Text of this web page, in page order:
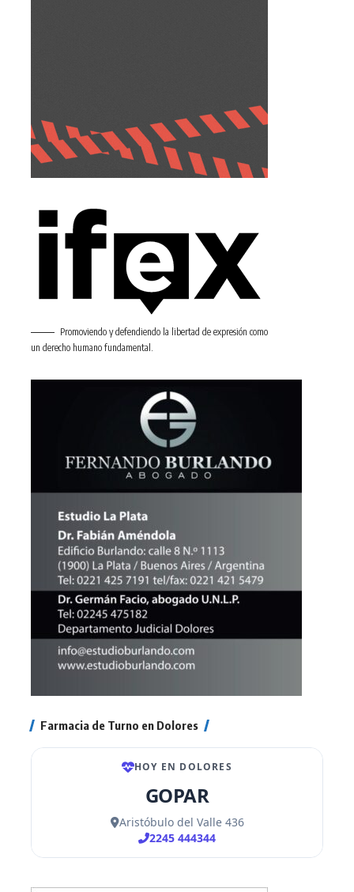
Promoviendo y defendiendo la libertad de expresión como
un derecho humano fundamental.
Farmacia de Turno en Dolores